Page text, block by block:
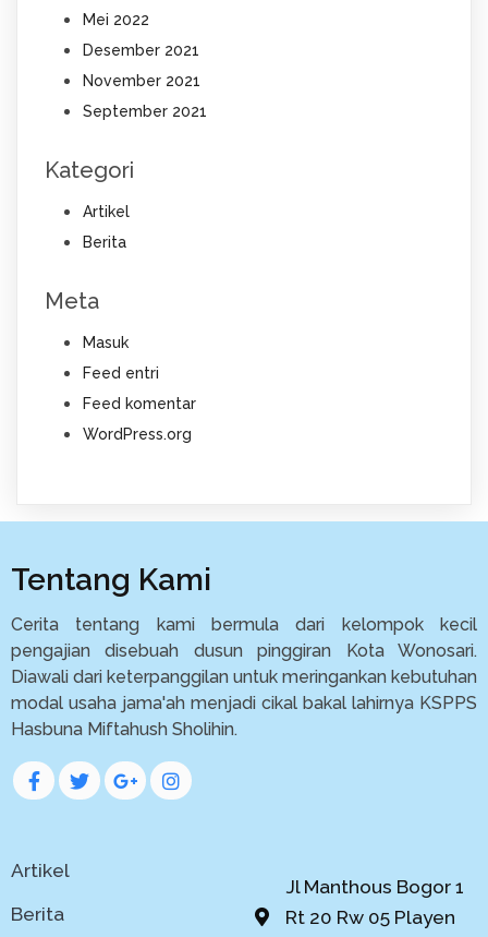
Mei 2022
Desember 2021
November 2021
September 2021
Kategori
Artikel
Berita
Meta
Masuk
Feed entri
Feed komentar
WordPress.org
Tentang Kami
Cerita tentang kami bermula dari kelompok kecil
pengajian disebuah dusun pinggiran Kota Wonosari.
Diawali dari keterpanggilan untuk meringankan kebutuhan
modal usaha jama'ah menjadi cikal bakal lahirnya KSPPS
Hasbuna Miftahush Sholihin.
Artikel
Berita
Jl Manthous Bogor 1
Rt 20 Rw 05 Playen